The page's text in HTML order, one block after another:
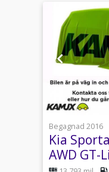
Begagnad 2016
Kia
AWD GT-